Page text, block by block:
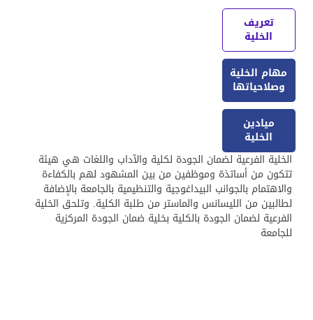
تعريف
الخلية
مهام الخلية
وصلاحياتها
ميادين
الخلية
الخلية الفرعية لضمان الجودة لكلية والآداب واللغات هي هيئة
تتكون من أساتذة وموظفين من بين المشهود لهم بالكفاءة
والاهتمام بالجوانب البيداغوجية والتنظيمية بالجامعة بالإضافة
لطالبين من الليسانس والماستر من طلبة الكلية. وتلحق الخلية
الفرعية لضمان الجودة بالكلية بخلية ضمان الجودة المركزية
للجامعة